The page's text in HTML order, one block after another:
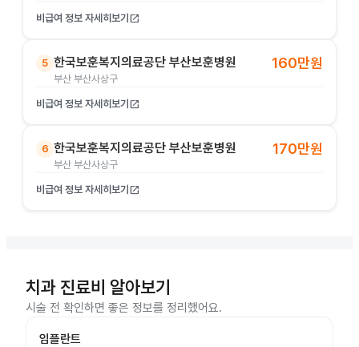
비급여 정보 자세히보기 open_in_new
5 한국보훈복지의료공단 부산보훈병원
부산 부산사상구
160만원
비급여 정보 자세히보기 open_in_new
6 한국보훈복지의료공단 부산보훈병원
부산 부산사상구
170만원
비급여 정보 자세히보기 open_in_new
치과 진료비 알아보기
시술 전 확인하면 좋은 정보를 정리했어요.
임플란트